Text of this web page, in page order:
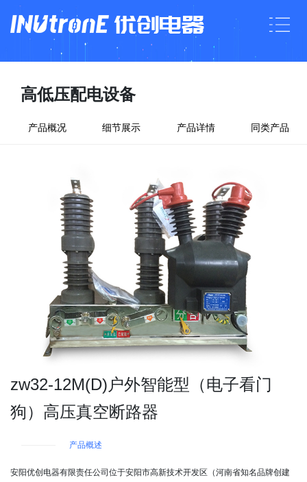
高低压配电设备
产品概况 细节展示 产品详情 同类产品
zw32-12M(D)户外智能型（电子看门
狗）高压真空断路器
产品概述
安阳优创电器有限责任公司位于安阳市高新技术开发区（河南省知名品牌创建